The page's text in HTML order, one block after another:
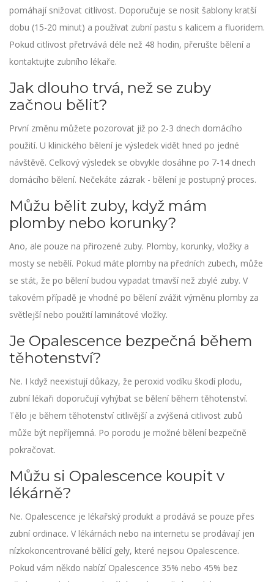
pomáhají snižovat citlivost. Doporučuje se nosit šablony kratší
dobu (15-20 minut) a používat zubní pastu s kalicem a fluoridem.
Pokud citlivost přetrvává déle než 48 hodin, přerušte bělení a
kontaktujte zubního lékaře.
Jak dlouho trvá, než se zuby
začnou bělit?
První změnu můžete pozorovat již po 2-3 dnech domácího
použití. U klinického bělení je výsledek vidět hned po jedné
návštěvě. Celkový výsledek se obvykle dosáhne po 7-14 dnech
domácího bělení. Nečekáte zázrak - bělení je postupný proces.
Můžu bělit zuby, když mám
plomby nebo korunky?
Ano, ale pouze na přirozené zuby. Plomby, korunky, vložky a
mosty se nebělí. Pokud máte plomby na předních zubech, může
se stát, že po bělení budou vypadat tmavší než zbylé zuby. V
takovém případě je vhodné po bělení zvážit výměnu plomby za
světlejší nebo použití laminátové vložky.
Je Opalescence bezpečná během
těhotenství?
Ne. I když neexistují důkazy, že peroxid vodíku škodí plodu,
zubní lékaři doporučují vyhýbat se bělení během těhotenství.
Tělo je během těhotenství citlivější a zvýšená citlivost zubů
může být nepříjemná. Po porodu je možné bělení bezpečně
pokračovat.
Můžu si Opalescence koupit v
lékárně?
Ne. Opalescence je lékařský produkt a prodává se pouze přes
zubní ordinace. V lékárnách nebo na internetu se prodávají jen
nízkokoncentrované bělící gely, které nejsou Opalescence.
Pokud vám někdo nabízí Opalescence 35% nebo 45% bez